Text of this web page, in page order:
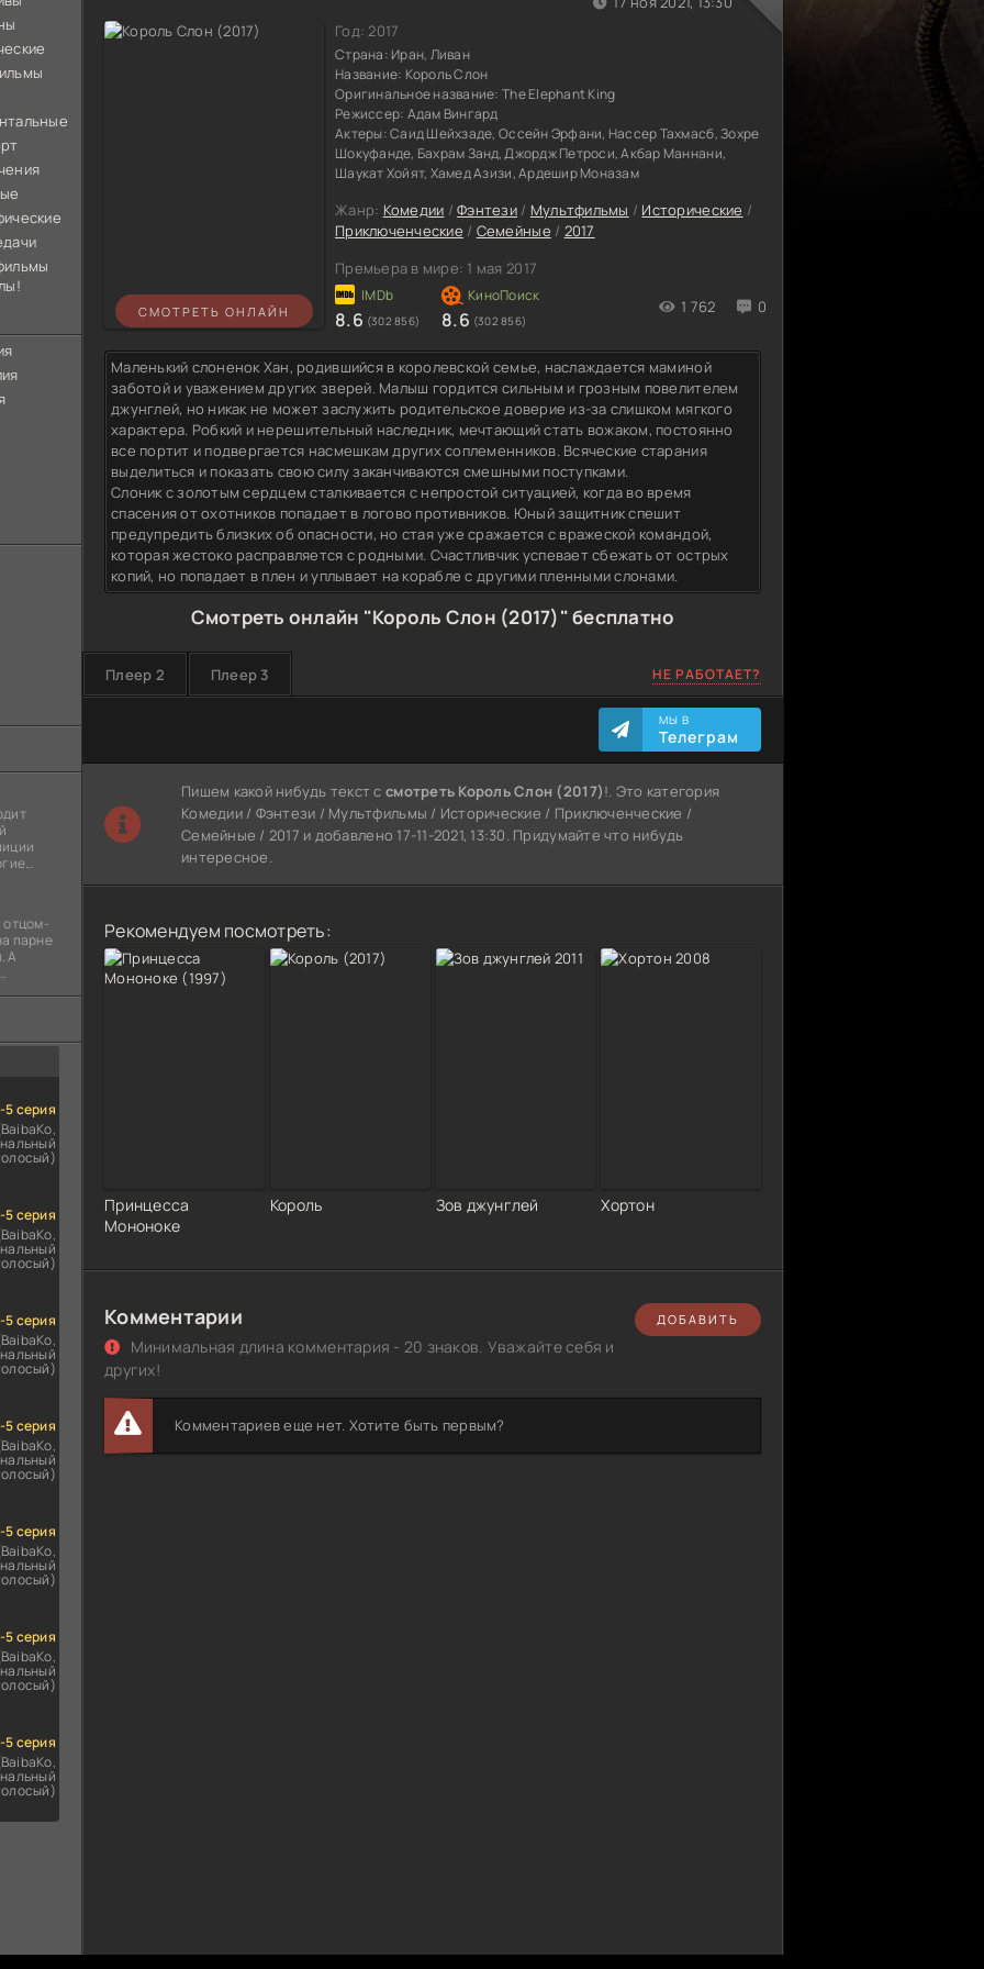
отцом-
парне
А
5 серия
5 серия
5 серия
5 серия
5 серия
5 серия
5 серия
СМОТРЕТЬ ОНЛАЙН
Год:2017
Страна: Иран, Ливан
Название: Король Слон
Оригинальное название: The Elephant King
Режиссер: Адам Вингард
Актеры:Саид Шейхзаде, Оссейн Эрфани, Нассер Тахмасб, Зохре
Шокуфанде, Бахрам Занд, Джордж Петроси, Акбар Маннани,
Шаукат Хойят, Хамед Азизи, Ардешир Моназам
Жанр: Комедии /Фэнтези / Мультфильмы / Исторические /
Приключенческие / Семейные / 2017
Премьера в мире: 1 мая 2017
8.6 (302 856) 8.6 (302 856)
1 762 0
Маленький слоненок Хан, родившийся в королевской семье, наслаждается маминой
заботой и уважением других зверей. Малыш гордится сильным и грозным повелителем
джунглей, но никак не может заслужить родительское доверие из-за слишком мягкого
характера. Робкий и нерешительный наследник, мечтающий стать вожаком, постоянно
все портит и подвергается насмешкам других соплеменников. Всяческие старания
выделиться и показать свою силу заканчиваются смешными поступками.
Слоник с золотым сердцем сталкивается с непростой ситуацией, когда во время
спасения от охотников попадает в логово противников. Юный защитник спешит
предупредить близких об опасности, но стая уже сражается с вражеской командой,
которая жестоко расправляется с родными. Счастливчик успевает сбежать от острых
копий, но попадает в плен и уплывает на корабле с другими пленными слонами.
Смотреть онлайн "Король Слон (2017)" бесплатно
Плеер 2 Плеер 3 НЕ РАБОТАЕТ?
МЫ В
Телеграм
Пишем какой нибудь текст ссмотреть Король Слон (2017)!. Это категория
Комедии / Фэнтези / Мультфильмы / Исторические / Приключенческие /
Семейные / 2017 и добавлено 17-11-2021, 13:30. Придумайте что нибудь
интересное.
Рекомендуем посмотреть:
Принцесса
Мононоке
Король Зов джунглей Хортон
Комментарии
Минимальная длина комментария - 20 знаков. Уважайте себя и
других!
ДОБАВИТЬ
Комментариев еще нет. Хотите быть первым?